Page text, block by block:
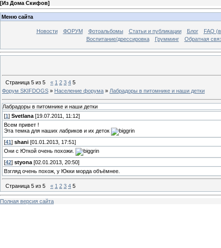
[Из Дома Скифов]
Меню сайта
Новости ФОРУМ Фотоальбомы Статьи и публикации Блог
FAQ
Воспитание/дрессировка
Грумминг Обратная
Страница 5 из 5 « 1 2 3 4 5
Форум SKIFDOGS » Население форума » Лабрадоры в питомнике и наши детки
Лабрадоры в питомнике и наши детки
[1] Svetlana [19.07.2011, 11:12]
Всем привет !
Эта темка для наших лабриков и их деток
[41] shani [01.01.2013, 17:51]
Они с Юткой очень похожи.
[42] styona [02.01.2013, 20:50]
Взгляд очень похож, у Юкки морда объёмнее.
Страница 5 из 5 « 1 2 3 4 5
Полная версия сайта